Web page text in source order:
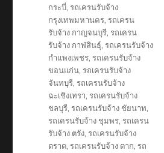
กระบี่,รถเครนรับจ้าง
กรุงเทพมหานคร,รถเครน
รับจ้าง กาญจนบุรี,รถเครน
รับจ้าง กาฬสินธุ์,รถเครนรับจ้าง
กำแพงเพชร,รถเครนรับจ้าง
ขอนแก่น,รถเครนรับจ้าง
จันทบุรี,รถเครนรับจ้าง
ฉะเชิงเทรา,รถเครนรับจ้าง
ชลบุรี,รถเครนรับจ้าง ชัยนาท,
รถเครนรับจ้าง ชุมพร,รถเครน
รับจ้าง ตรัง,รถเครนรับจ้าง
ตราด,รถเครนรับจ้าง ตาก,รถ